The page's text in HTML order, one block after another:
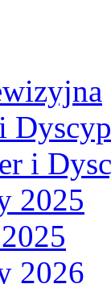
i
2025
2026